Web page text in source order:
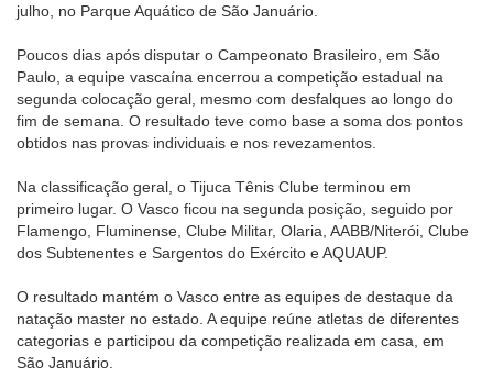
julho, no Parque Aquático de São Januário.
Poucos dias após disputar o Campeonato Brasileiro, em São
Paulo, a equipe vascaína encerrou a competição estadual na
segunda colocação geral, mesmo com desfalques ao longo do
fim de semana. O resultado teve como base a soma dos pontos
obtidos nas provas individuais e nos revezamentos.
Na classificação geral, o Tijuca Tênis Clube terminou em
primeiro lugar. O Vasco ficou na segunda posição, seguido por
Flamengo, Fluminense, Clube Militar, Olaria, AABB/Niterói, Clube
dos Subtenentes e Sargentos do Exército e AQUAUP.
O resultado mantém o Vasco entre as equipes de destaque da
natação master no estado. A equipe reúne atletas de diferentes
categorias e participou da competição realizada em casa, em
São Januário.